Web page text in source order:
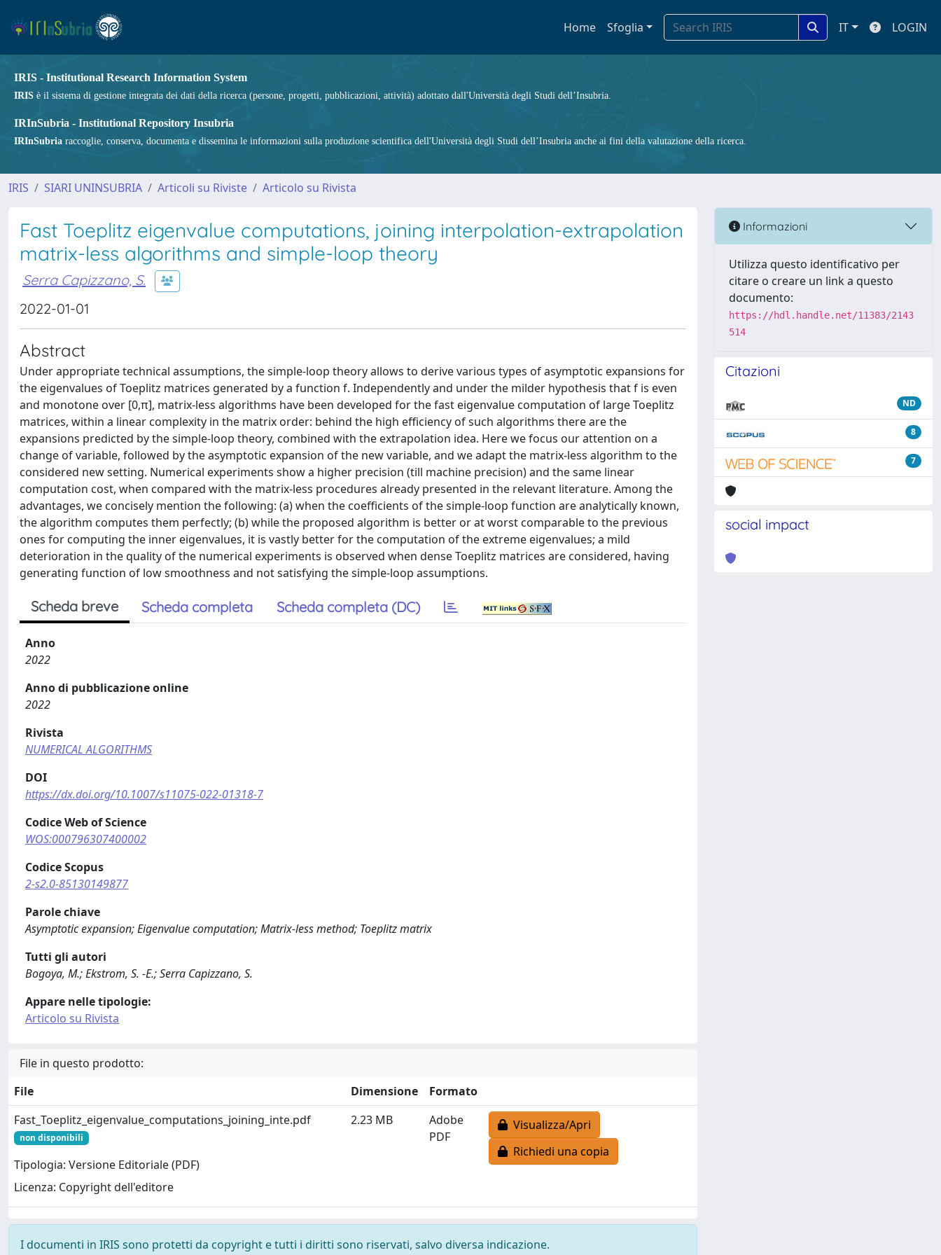
Home Sfoglia IT LOGIN
IRIS - Institutional Research Information System
IRIS è il sistema di gestione integrata dei dati della ricerca (persone, progetti, pubblicazioni, attività) adottato dall'Università degli Studi dell’Insubria.
IRInSubria - Institutional Repository Insubria
IRInSubria raccoglie, conserva, documenta e dissemina le informazioni sulla produzione scientifica dell'Università degli Studi dell’Insubria anche ai fini della valutazione della ricerca.
IRIS SIARI UNINSUBRIA Articoli su Riviste Articolo su Rivista
Fast Toeplitz eigenvalue computations, joining interpolation-extrapolation
matrix-less algorithms and simple-loop theory
Serra Capizzano, S.
2022-01-01
Abstract
Under appropriate technical assumptions, the simple-loop theory allows to derive various types of asymptotic expansions for
the eigenvalues of Toeplitz matrices generated by a function f. Independently and under the milder hypothesis that f is even
and monotone over [0,π], matrix-less algorithms have been developed for the fast eigenvalue computation of large Toeplitz
matrices, within a linear complexity in the matrix order: behind the high efficiency of such algorithms there are the
expansions predicted by the simple-loop theory, combined with the extrapolation idea. Here we focus our attention on a
change of variable, followed by the asymptotic expansion of the new variable, and we adapt the matrix-less algorithm to the
considered new setting. Numerical experiments show a higher precision (till machine precision) and the same linear
computation cost, when compared with the matrix-less procedures already presented in the relevant literature. Among the
advantages, we concisely mention the following: (a) when the coefficients of the simple-loop function are analytically known,
the algorithm computes them perfectly; (b) while the proposed algorithm is better or at worst comparable to the previous
ones for computing the inner eigenvalues, it is vastly better for the computation of the extreme eigenvalues; a mild
deterioration in the quality of the numerical experiments is observed when dense Toeplitz matrices are considered, having
generating function of low smoothness and not satisfying the simple-loop assumptions.
Scheda breve Scheda completa Scheda completa (DC)
Anno
2022
Anno di pubblicazione online
2022
Rivista
NUMERICAL ALGORITHMS
DOI
https://dx.doi.org/10.1007/s11075-022-01318-7
Codice Web of Science
WOS:000796307400002
Codice Scopus
2-s2.0-85130149877
Parole chiave
Asymptotic expansion; Eigenvalue computation; Matrix-less method; Toeplitz matrix
Tutti gli autori
Bogoya, M.; Ekstrom, S. -E.; Serra Capizzano, S.
Appare nelle tipologie:
Articolo su Rivista
File in questo prodotto:
File
Dimensione
Formato
Fast_Toeplitz_eigenvalue_computations_joining_inte.pdf
non disponibili
Tipologia: Versione Editoriale (PDF)
Licenza: Copyright dell'editore
2.23 MB
Adobe
PDF
Visualizza/Apri
Richiedi una copia
I documenti in IRIS sono protetti da copyright e tutti i diritti sono riservati, salvo diversa indicazione.
Informazioni
Utilizza questo identificativo per
citare o creare un link a questo
documento:
https://hdl.handle.net/11383/2143
514
Citazioni
ND
8
7
social impact